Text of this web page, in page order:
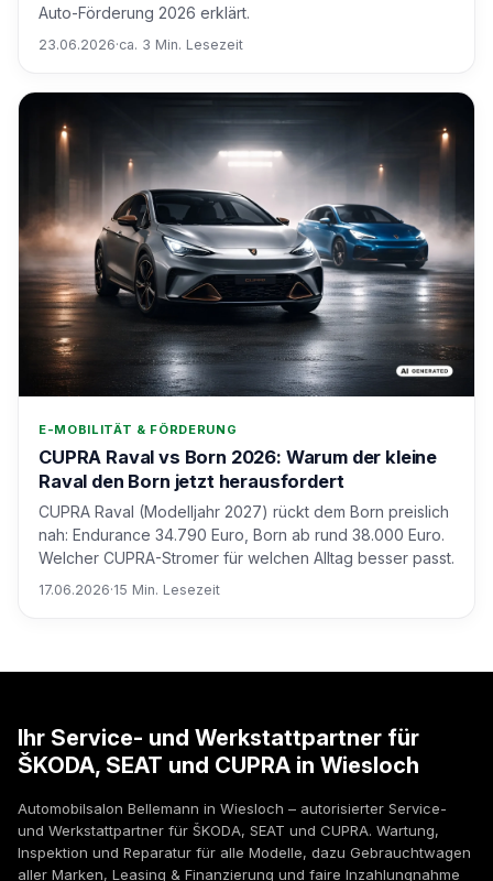
Auto-Förderung 2026 erklärt.
23.06.2026·ca. 3 Min. Lesezeit
E-MOBILITÄT & FÖRDERUNG
CUPRA Raval vs Born 2026: Warum der kleine
Raval den Born jetzt herausfordert
CUPRA Raval (Modelljahr 2027) rückt dem Born preislich
nah: Endurance 34.790 Euro, Born ab rund 38.000 Euro.
Welcher CUPRA-Stromer für welchen Alltag besser passt.
17.06.2026·15 Min. Lesezeit
Ihr Service- und Werkstattpartner für
ŠKODA, SEAT und CUPRA in Wiesloch
Automobilsalon Bellemann in Wiesloch – autorisierter Service-
und Werkstattpartner für ŠKODA, SEAT und CUPRA. Wartung,
Inspektion und Reparatur für alle Modelle, dazu Gebrauchtwagen
aller Marken, Leasing & Finanzierung und faire Inzahlungnahme